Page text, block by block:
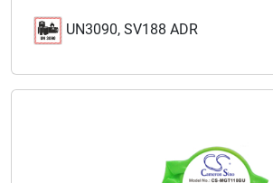
UN3090, SV188 ADR